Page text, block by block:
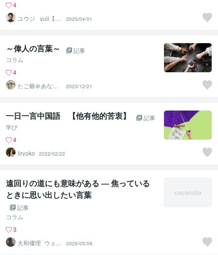
4
ユウジ_ yuji【心
理学で悩みを解
決】
2025/04/01
～偉人の言葉～
記事
コラム
4
たご爺＠あなた
の心にそっと寄
り添います✨
2023/12/21
一日一言中国語 【他有他的苦衷】
記事
学び
4
liryoko
2022/02/22
遠回りの道にも意味がある ― 焦っている
ときに思い出したい言葉
記事
コラム
3
大和優理_ウェル
ネスパートナー
2026/05/08